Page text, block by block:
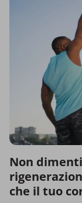
Non
che il tuo